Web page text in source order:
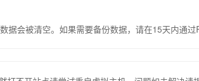
据会被清空。如果需要备份数据，请在15天内通